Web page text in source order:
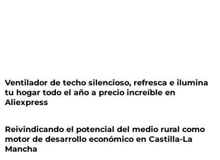
Ventilador de techo silencioso, refresca e ilumina
tu hogar todo el año a precio increíble en
Aliexpress
Reivindicando el potencial del medio rural como
motor de desarrollo económico en Castilla-La
Mancha